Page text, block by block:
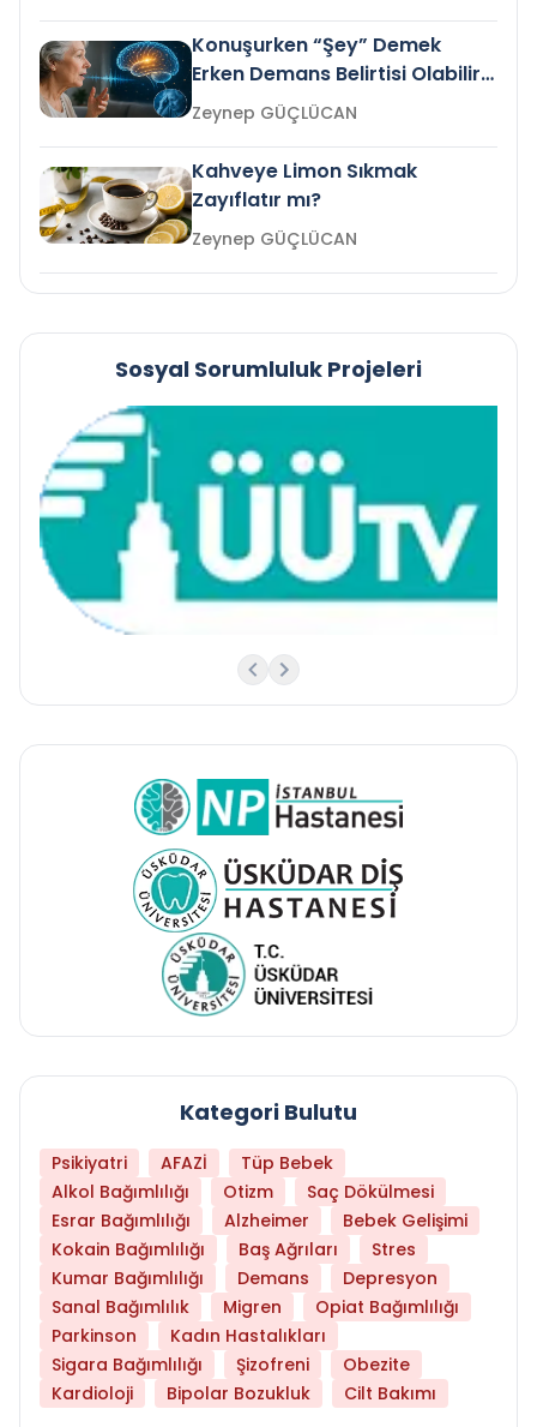
Konuşurken “Şey” Demek
Erken Demans Belirtisi Olabilir
mi?
Zeynep GÜÇLÜCAN
Kahveye Limon Sıkmak
Zayıflatır mı?
Zeynep GÜÇLÜCAN
Sosyal Sorumluluk Projeleri
Kategori Bulutu
Psikiyatri AFAZİ
Tüp Bebek
Alkol Bağımlılığı
Otizm
Saç Dökülmesi
Esrar Bağımlılığı
Alzheimer
Bebek Gelişimi
Kokain Bağımlılığı
Baş Ağrıları
Stres
Kumar Bağımlılığı
Demans
Depresyon
Sanal Bağımlılık
Migren
Opiat Bağımlılığı
Parkinson
Kadın Hastalıkları
Sigara Bağımlılığı
Şizofreni
Obezite
Kardioloji
Bipolar Bozukluk Cilt Bakımı